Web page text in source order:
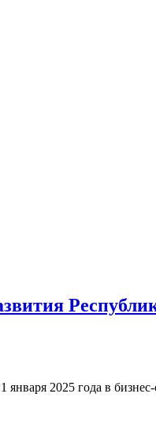
2025 года в